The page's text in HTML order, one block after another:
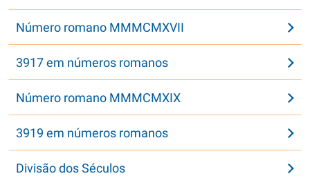
Número romano MMMCMXVII
3917 em números romanos
Número romano MMMCMXIX
3919 em números romanos
Divisão dos Séculos